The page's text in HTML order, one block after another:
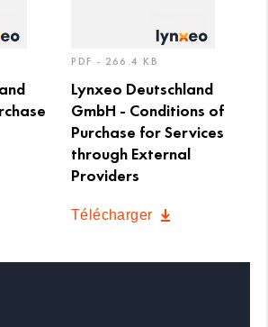
PDF - 266.4 KB
Lynxeo Deutschland
GmbH - Conditions of
Purchase for Services
through External
Providers
Télécharger